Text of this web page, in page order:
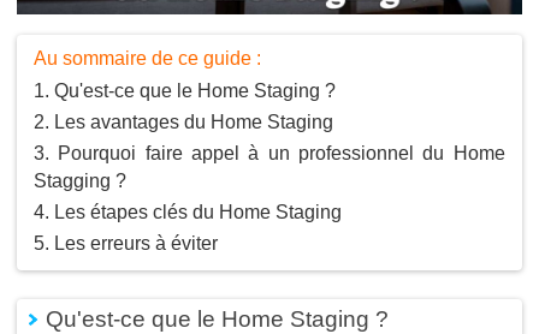
Au sommaire de ce guide :
Qu'est-ce que le Home Staging ?
Les avantages du Home Staging
Pourquoi faire appel à un professionnel du Home
Stagging ?
Les étapes clés du Home Staging
Les erreurs à éviter
Qu'est-ce que le Home Staging ?